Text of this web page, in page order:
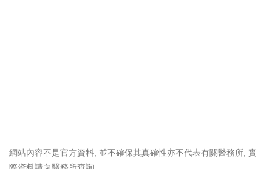
網站內容不是官方資料, 並不確保其真確性亦不代表有關醫務所, 實